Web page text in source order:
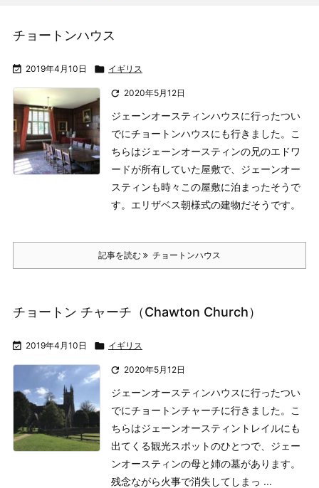
チョートンハウス
 2019年4月10日  イギリス
 2020年5月12日
ジェーンオースティンハウスに行ったつい
でにチョートンハウスにも行きました。こ
ちらはジェーンオースティンの兄のエドワ
ードが所有していた屋敷で、ジェーンオー
スティンも時々この屋敷に泊まったそうで
す。エリザベス朝様式の建物だそうです。
記事を読む チョートンハウス
チョートン チャーチ（Chawton Church）
 2019年4月10日  イギリス
 2020年5月12日
ジェーンオースティンハウスに行ったつい
でにチョートンチャーチに行きました。こ
ちらはジェーンオースティントレイルにも
出てくる観光スポットのひとつで、ジェー
ンオースティンの母と姉の墓があります。
残念ながら火事で消失してしまっ ...